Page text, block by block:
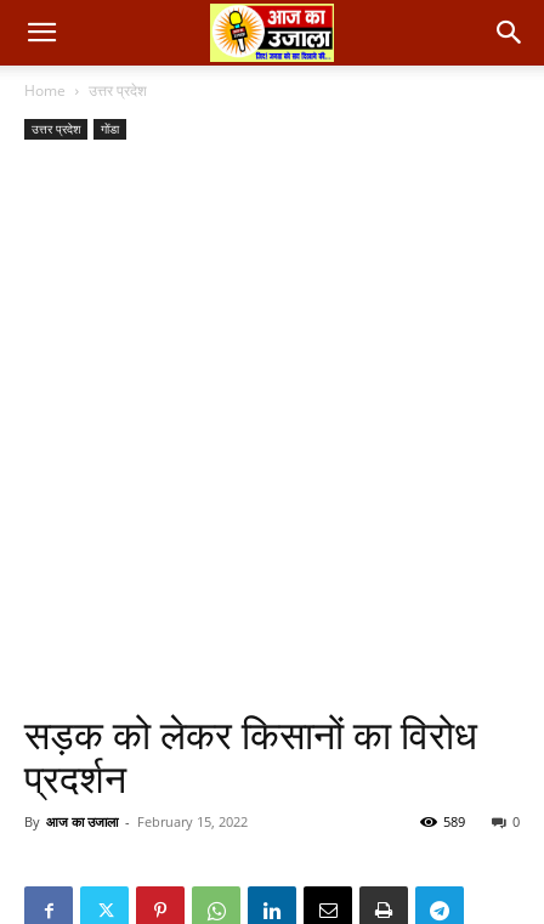
Home उत्तर प्रदेश
उत्तर प्रदेश गोंडा
सड़क को लेकर किसानों का विरोध
प्रदर्शन
By आज का उजाला - February 15, 2022 0
589